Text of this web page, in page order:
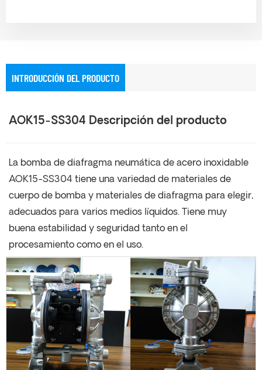
INTRODUCCIÓN DEL PRODUCTO
AOK15-SS304 Descripción del producto
La bomba de diafragma neumática de acero inoxidable
AOK15-SS304 tiene una variedad de materiales de
cuerpo de bomba y materiales de diafragma para elegir,
adecuados para varios medios líquidos. Tiene muy
buena estabilidad y seguridad tanto en el
procesamiento como en el uso.